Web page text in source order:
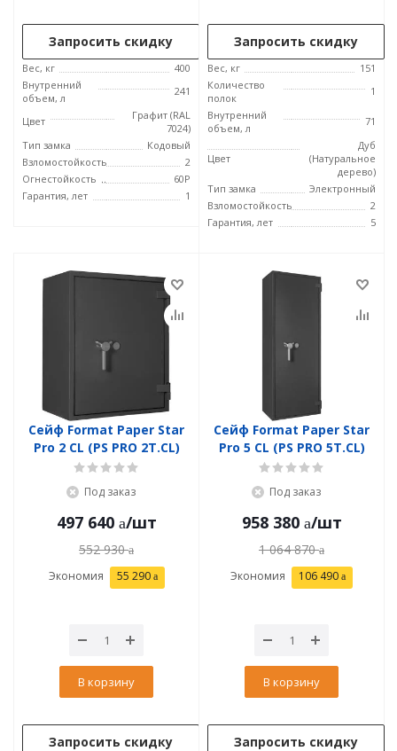
Запросить скидку
Вес, кг
400
Внутренний
объем, л
241
Цвет
Графит (RAL
7024)
Тип замка
Кодовый
Взломостойкость
2
Огнестойкость
60P
Гарантия, лет
1
Запросить скидку
Вес, кг
151
Количество
полок
1
Внутренний
объем, л
71
Цвет
Дуб
(Натуральное
дерево)
Тип замка
Электронный
Взломостойкость
2
Гарантия, лет
5
Сейф Format Paper Star
Pro 2 CL (PS PRO 2Т.CL)
Под заказ
497 640 /шт
552 930
Экономия 55 290
В корзину
Запросить скидку
Сейф Format Paper Star
Pro 5 CL (PS PRO 5Т.CL)
Под заказ
958 380 /шт
1 064 870
Экономия 106 490
В корзину
Запросить скидку